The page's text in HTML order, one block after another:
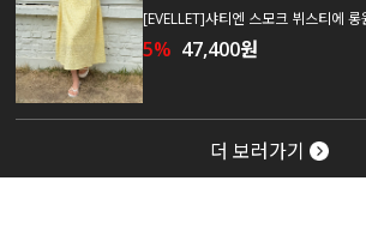
[EVELLET]샤티엔 스모크 뷔스티에 롱
5% 47,400원
더 보러가기